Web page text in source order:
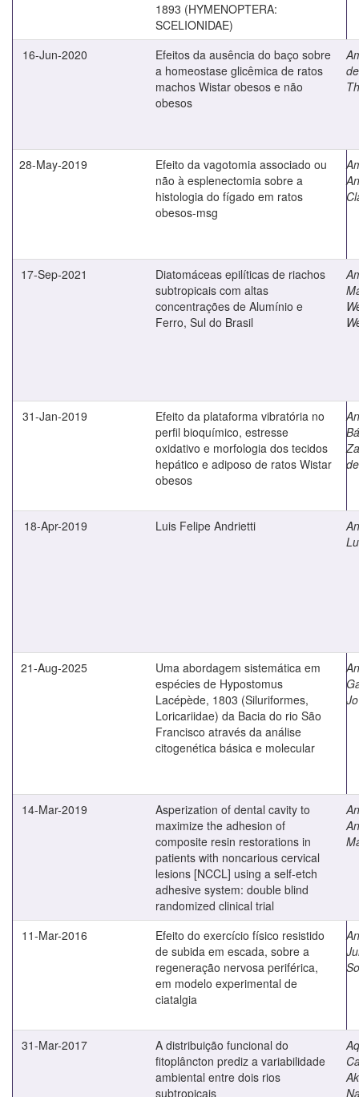
1893 (HYMENOPTERA:
SCELIONIDAE)
16-Jun-2020
Efeitos da ausência do baço sobre
a homeostase glicêmica de ratos
machos Wistar obesos e não
obesos
28-May-2019
Efeito da vagotomia associado ou
não à esplenectomia sobre a
histologia do fígado em ratos
obesos-msg
17-Sep-2021
Diatomáceas epilíticas de riachos
subtropicais com altas
concentrações de Alumínio e
Ferro, Sul do Brasil
31-Jan-2019
Efeito da plataforma vibratória no
perfil bioquímico, estresse
oxidativo e morfologia dos tecidos
hepático e adiposo de ratos Wistar
obesos
de
18-Apr-2019 Luis Felipe Andrietti
21-Aug-2025
Uma abordagem sistemática em
espécies de Hypostomus
Lacépède, 1803 (Siluriformes,
Loricariidae) da Bacia do rio São
Francisco através da análise
citogenética básica e molecular
14-Mar-2019
Asperization of dental cavity to
maximize the adhesion of
composite resin restorations in
patients with noncarious cervical
lesions [NCCL] using a self-etch
adhesive system: double blind
randomized clinical trial
11-Mar-2016
Efeito do exercício físico resistido
de subida em escada, sobre a
regeneração nervosa periférica,
em modelo experimental de
ciatalgia
31-Mar-2017
A distribuição funcional do
fitoplâncton prediz a variabilidade
ambiental entre dois rios
subtropicais